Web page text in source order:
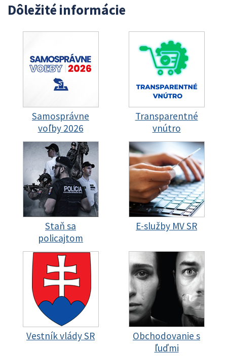
Dôležité informácie
Samosprávne
voľby 2026
Transparentné
vnútro
Staň sa
policajtom
E-služby MV SR
Vestník vlády SR
Obchodovanie s
ľuďmi